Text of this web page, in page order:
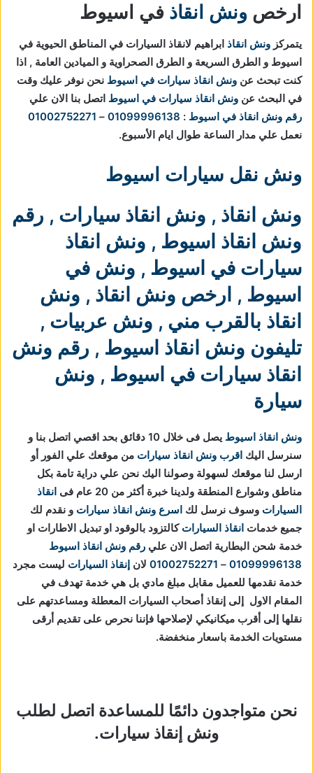
ارخص ونش انقاذ في اسيوط
يتمركز ونش انقاذ ابراهيم لانقاذ السيارات في المناطق الحيوية في
اسيوط و الطرق السريعة و الطرق الصحراوية و الميادين العامة , اذا
كنت تبحث عن ونش انقاذ سيارات في اسيوط نحن نوفر عليك وقت
في البحث عن ونش انقاذ سيارات في اسيوط اتصل بنا الان علي
رقم ونش انقاذ في اسيوط :
01099996138
–
01002752271
نعمل علي مدار الساعة طوال ايام الأسبوع.
ونش نقل سيارات اسيوط
ونش انقاذ , ونش انقاذ سيارات , رقم
ونش انقاذ اسيوط , ونش انقاذ
سيارات في اسيوط , ونش في
اسيوط , ارخص ونش انقاذ , ونش
انقاذ بالقرب مني , ونش عربيات ,
تليفون ونش انقاذ اسيوط , رقم ونش
انقاذ سيارات في اسيوط , ونش
سيارة
ونش انقاذ اسيوط
يصل فى خلال 10 دقائق بحد اقصي اتصل بنا و
سنرسل اليك اقرب ونش انقاذ سيارات من موقعك علي الفور أو
ارسل لنا موقعك لسهولة وصولنا اليك نحن علي دراية تامة بكل
مناطق وشوارع المنطقة ولدينا خبرة أكثر من 20 عام فى
انقاذ
السيارات وسوف نرسل لك اسرع ونش انقاذ سيارات و نقدم لك
جميع خدمات انقاذ السيارات كالتزود بالوقود او تبديل الاطارات او
خدمة شحن البطارية اتصل الان علي رقم ونش انقاذ اسيوط
01099996138
–
01002752271 لان إنقاذ السيارات ليست مجرد
خدمة نقدمها للعميل مقابل مبلغ مادي بل هي خدمة تهدف في
المقام الاول إلى إنقاذ أصحاب السيارات المعطلة ومساعدتهم على
نقلها إلى أقرب ميكانيكي لإصلاحها فإننا نحرص على تقديم أرقى
مستويات الخدمة باسعار منخفضة.
نحن متواجدون دائمًا للمساعدة اتصل لطلب
ونش إنقاذ سيارات.